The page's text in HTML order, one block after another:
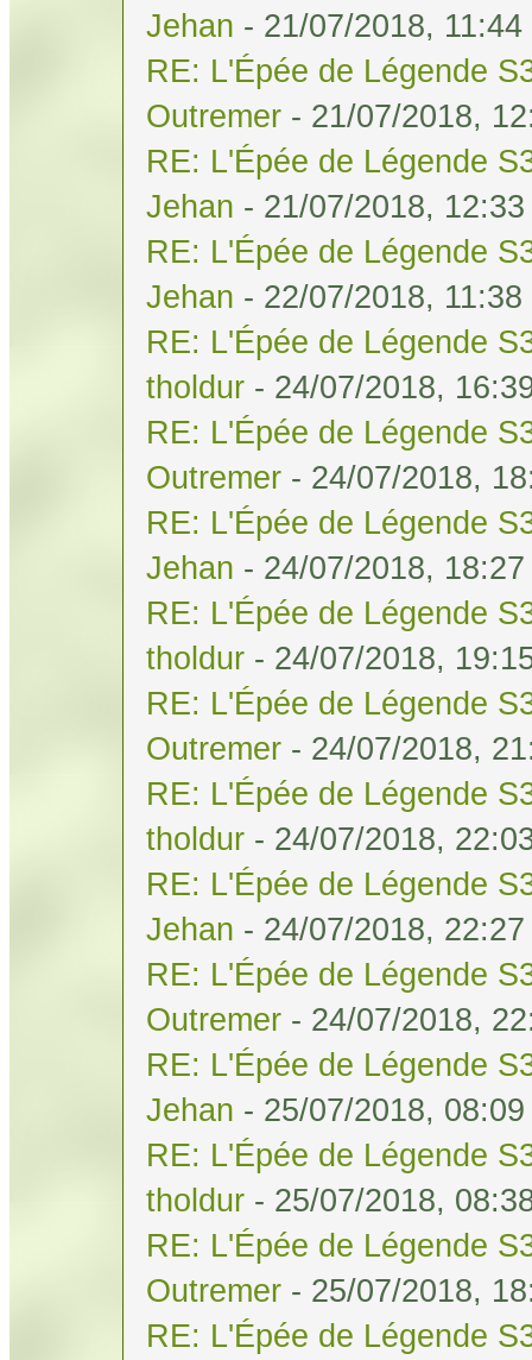
Jehan - 21/07/2018, 11:44
RE: L'Épée de Légende
Outremer - 21/07/2018,
RE: L'Épée de Légende
Jehan - 21/07/2018, 12:33
RE: L'Épée de Légende
Jehan - 22/07/2018, 11:38
RE: L'Épée de Légende
tholdur - 24/07/2018,
RE: L'Épée de Légende
Outremer - 24/07/2018,
RE: L'Épée de Légende
Jehan - 24/07/2018, 18:27
RE: L'Épée de Légende
tholdur - 24/07/2018,
RE: L'Épée de Légende
Outremer - 24/07/2018,
RE: L'Épée de Légende
tholdur - 24/07/2018,
RE: L'Épée de Légende
Jehan - 24/07/2018, 22:27
RE: L'Épée de Légende
Outremer - 24/07/2018,
RE: L'Épée de Légende
Jehan - 25/07/2018, 08:09
RE: L'Épée de Légende
tholdur - 25/07/2018,
RE: L'Épée de Légende
Outremer - 25/07/2018,
RE: L'Épée de Légende